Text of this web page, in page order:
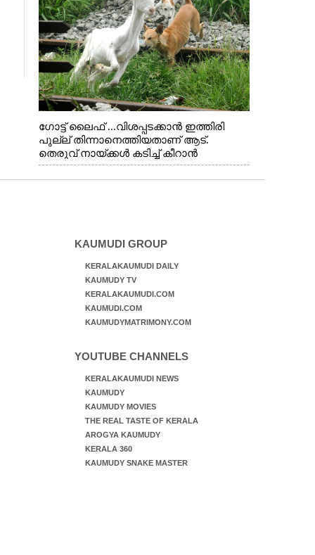
ഗോട്ട് ലൈഫ് ...വിശപ്പടക്കാൻ ഇത്തിരി
പുല്ല് തിന്നാനെത്തിയതാണ് ആട്.
തെരുവ് നായ്ക്കൾ കടിച്ച് കീറാൻ
വന്നതോടെ വയറിന്റെ ആന്തൽ മറന്ന്
ജീവന് വേണ്ടിയായി ഓട്ടം. എറണാകുളം
KAUMUDI GROUP
KERALAKAUMUDI DAILY
KAUMUDY TV
KERALAKAUMUDI.COM
KAUMUDI.COM
KAUMUDYMATRIMONY.COM
YOUTUBE CHANNELS
KERALAKAUMUDI NEWS
KAUMUDY
KAUMUDY MOVIES
THE REAL TASTE OF KERALA
AROGYA KAUMUDY
KERALA 360
KAUMUDY SNAKE MASTER